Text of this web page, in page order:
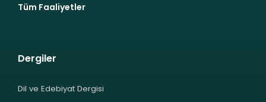
Tüm Faaliyetler
Dergiler
Dil ve Edebiyat Dergisi